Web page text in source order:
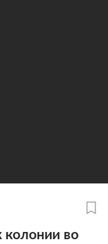
колонии во